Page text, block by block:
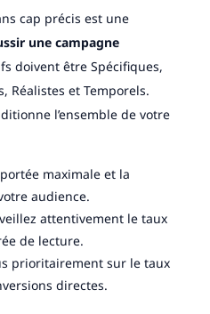
cap précis est une
une campagne
doivent être Spécifiques,
Réalistes et Temporels.
l’ensemble de votre
maximale et la
audience.
attentivement le taux
de lecture.
prioritairement sur le taux
directes.